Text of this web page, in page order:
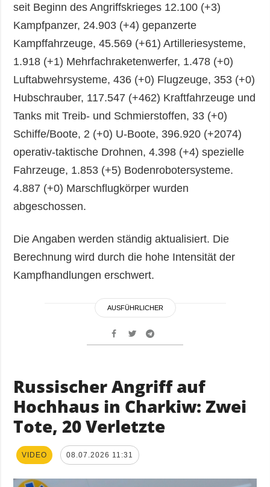
seit Beginn des Angriffskrieges 12.100 (+3)
Kampfpanzer, 24.903 (+4) gepanzerte
Kampffahrzeuge, 45.569 (+61) Artilleriesysteme,
1.918 (+1) Mehrfachraketenwerfer, 1.478 (+0)
Luftabwehrsysteme, 436 (+0) Flugzeuge, 353 (+0)
Hubschrauber, 117.547 (+462) Kraftfahrzeuge und
Tanks mit Treib- und Schmierstoffen, 33 (+0)
Schiffe/Boote, 2 (+0) U-Boote, 396.920 (+2074)
operativ-taktische Drohnen, 4.398 (+4) spezielle
Fahrzeuge, 1.853 (+5) Bodenrobotersysteme.
4.887 (+0) Marschflugkörper wurden
abgeschossen.
Die Angaben werden ständig aktualisiert. Die
Berechnung wird durch die hohe Intensität der
Kampfhandlungen erschwert.
AUSFÜHRLICHER
Russischer Angriff auf
Hochhaus in Charkiw: Zwei
Tote, 20 Verletzte
VIDEO 08.07.2026 11:31